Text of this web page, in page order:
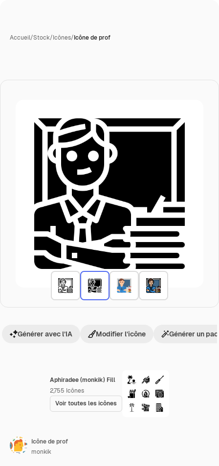
Accueil/Stock/Icônes/Icône de prof
Aphiradee (monkik) Fill
2,755 Icônes
Voir toutes les icônes
Générer avec l’IA Modifier l’icône Générer un
Icône de prof
monkik